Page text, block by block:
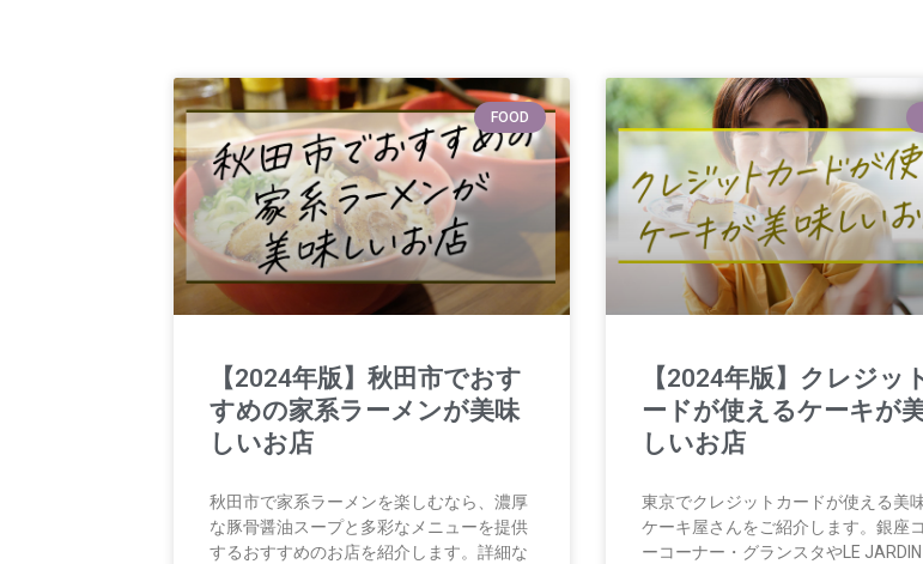
FOOD
【2024年版】秋田市でおす
すめの家系ラーメンが美味
しいお店
秋田市で家系ラーメンを楽しむなら、濃厚
な豚骨醤油スープと多彩なメニューを提供
するおすすめのお店を紹介します。詳細な
【2024年版】クレジッ
ードが使えるケーキが
しいお店
東京でクレジットカードが使える美
ケーキ屋さんをご紹介します。銀座
ーコーナー・グランスタやLE JARDIN